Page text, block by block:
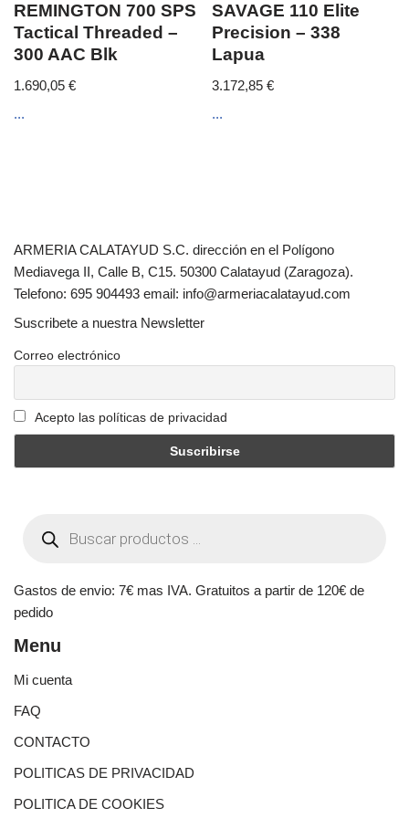
REMINGTON 700 SPS
Tactical Threaded –
300 AAC Blk
1.690,05 €
...
SAVAGE 110 Elite
Precision – 338
Lapua
3.172,85€
...
ARMERIA CALATAYUD S.C. dirección en el Polígono
Mediavega II, Calle B, C15. 50300 Calatayud (Zaragoza).
Telefono: 695 904493 email: info@armeriacalatayud.com
Suscribete a nuestra Newsletter
Correo electrónico
Acepto las políticas de privacidad
Gastos de envio: 7€ mas IVA. Gratuitos a partir de 120€ de
pedido
Menu
Mi cuenta
FAQ
CONTACTO
POLITICAS DE PRIVACIDAD
POLITICA DE COOKIES